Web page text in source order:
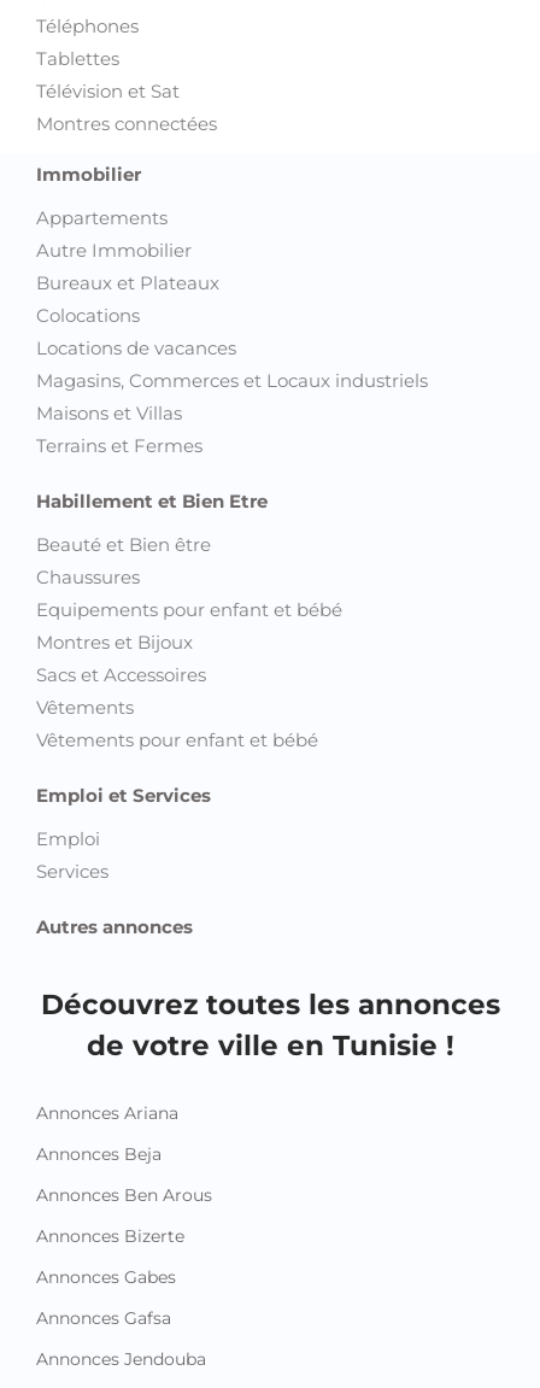
Téléphones
Tablettes
Télévision et Sat
Montres connectées
Immobilier
Appartements
Autre Immobilier
Bureaux et Plateaux
Colocations
Locations de vacances
Magasins, Commerces et Locaux industriels
Maisons et Villas
Terrains et Fermes
Habillement et Bien Etre
Beauté et Bien être
Chaussures
Equipements pour enfant et bébé
Montres et Bijoux
Sacs et Accessoires
Vêtements
Vêtements pour enfant et bébé
Emploi et Services
Emploi
Services
Autres annonces
Découvrez toutes les annonces
de votre ville en Tunisie !
Annonces Ariana
Annonces Beja
Annonces Ben Arous
Annonces Bizerte
Annonces Gabes
Annonces Gafsa
Annonces Jendouba